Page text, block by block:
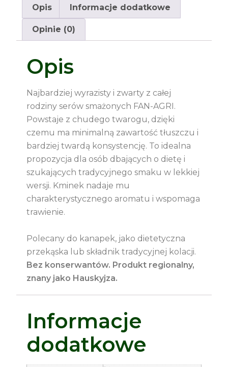
Opis Informacje dodatkowe
Opinie (0)
Opis
Najbardziej wyrazisty i zwarty z całej
rodziny serów smażonych FAN-AGRI.
Powstaje z chudego twarogu, dzięki
czemu ma minimalną zawartość tłuszczu i
bardziej twardą konsystencję. To idealna
propozycja dla osób dbających o dietę i
szukających tradycyjnego smaku w lekkiej
wersji. Kminek nadaje mu
charakterystycznego aromatu i wspomaga
trawienie.
Polecany do kanapek, jako dietetyczna
przekąska lub składnik tradycyjnej kolacji.
Bez konserwantów. Produkt regionalny,
znany jako Hauskyjza.
Informacje
dodatkowe